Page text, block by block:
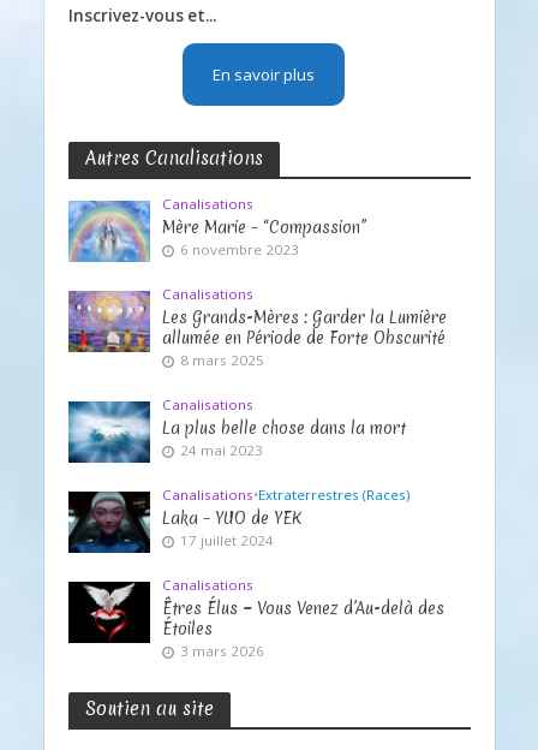
Inscrivez-vous et...
En savoir plus
Autres Canalisations
Canalisations
Mère Marie – “Compassion”
6 novembre 2023
Canalisations
Les Grands-Mères : Garder la Lumière
allumée en Période de Forte Obscurité
8 mars 2025
Canalisations
La plus belle chose dans la mort
24 mai 2023
Canalisations•Extraterrestres (Races)
Laka – YUO de YEK
17 juillet 2024
Canalisations
Êtres Élus ~ Vous Venez d’Au-delà des
Étoiles
3 mars 2026
Soutien au site